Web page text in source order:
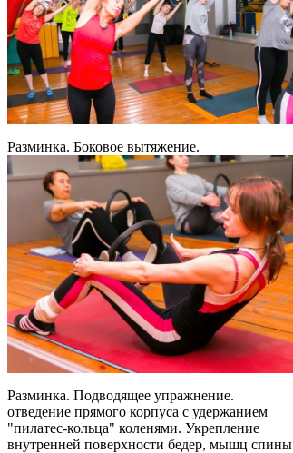
Разминка. Боковое вытяжение.
Разминка. Подводящее упражнение.
отведение прямого корпуса с удержанием
"пилатес-кольца" коленями. Укрепление
внутренней поверхности бедер, мышц спины